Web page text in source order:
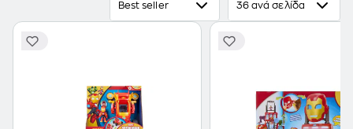
Best seller 36 ανά σελίδα